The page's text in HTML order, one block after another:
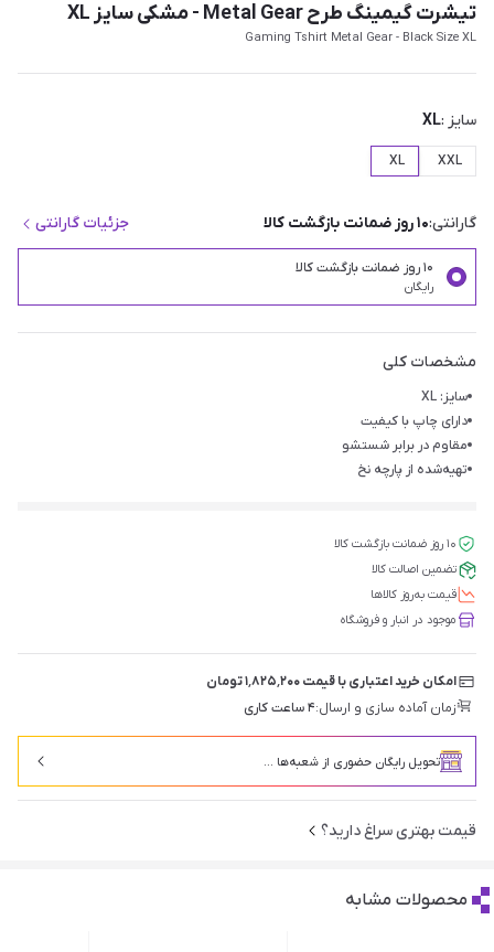
تیشرت گیمینگ طرح Metal Gear - مشکی سایز XL
Gaming Tshirt Metal Gear - Black Size XL
سایز :XL
XXL
XL
گارانتی:۱۰ روز ضمانت بازگشت کالا جزئیات گارانتی
۱۰ روز ضمانت بازگشت کالا
رایگان
مشخصات کلی
سایز: XL
دارای چاپ با کیفیت
مقاوم در برابر شستشو
تهیه‌شده از پارچه نخ
۱۰ روز ضمانت بازگشت کالا
تضمین اصالت کالا
قیمت‌ به‌روز کالاها
موجود در انبار و فروشگاه
امکان خرید اعتباری با قیمت ۱٬۸۲۵٬۲۰۰ تومان
زمان آماده سازی و ارسال:۴ ساعت کاری
تحویل رایگان حضوری از شعبه‌ها ...
قیمت بهتری سراغ دارید؟
محصولات مشابه